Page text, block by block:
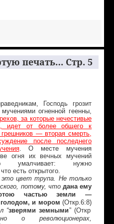
печать… Стр. 5
Господь грозит
огненной геенны,
за которые нечестивые
идет от более общего к
— вторая смерть,
после последнего
. О месте мучения
огня их вечных мучений
умалчивает: нужно
есть открытого.
цвет трупа. Не только
потому, что дана ему
частью земли —
и мором(Откр.6:8)
“зверями земными” (Откр
о революционерах,